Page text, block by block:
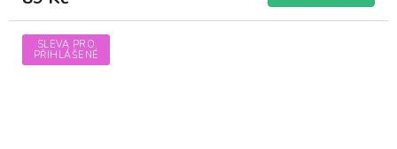
SLEVA PRO
PŘIHLÁŠENÉ